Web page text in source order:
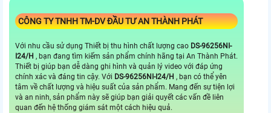
CÔNG TY TNHH TM-DV ĐẦU TƯ AN THÀNH PHÁT
Với nhu cầu sử dụng Thiết bị thu hình chất lượng cao DS-96256NI-
I24/H , bạn đang tìm kiếm sản phẩm chính hãng tại An Thành Phát.
Thiết bị giúp bạn dễ dàng ghi hình và quản lý video với đáp ứng
chính xác và đáng tin cậy. Với DS-96256NI-I24/H , bạn có thể yên
tâm về chất lượng và hiệu suất của sản phẩm. Mang đến sự tiện lợi
và an ninh, sản phẩm này sẽ giúp bạn giải quyết các vấn đề liên
quan đến hệ thống giám sát một cách hiệu quả.